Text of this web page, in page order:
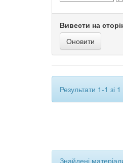
Вивести на
Результати 1-1 зі
Знайдені